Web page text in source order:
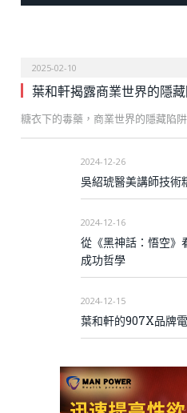
2025-02-10
葉和軒揭露商業世界的隱
糖衣下的毒藥，商業世界的隱藏陷
2024-12-26
吳紹琥醫美講師技術
2024-12-16
從《黑神話：悟空》
成功哲學
2024-12-15
葉和軒的907X品牌